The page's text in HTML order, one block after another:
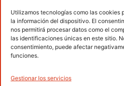
Utilizamos tecnologías como las cookies
la información del dispositivo. El
nos permitirá procesar datos como el
las identificaciones únicas en este sitio.
consentimiento, puede afectar
funciones.
Gestionar los servicios
autonómicas
Clubes
Contacto
Escalada
Escalada
paralimpica